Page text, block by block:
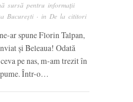
sursă pentru informații
București · inDe la cititori
ar spune Florin Talpan,
și Beleaua! Odată
pe nas, m-am trezit în
Într-o…